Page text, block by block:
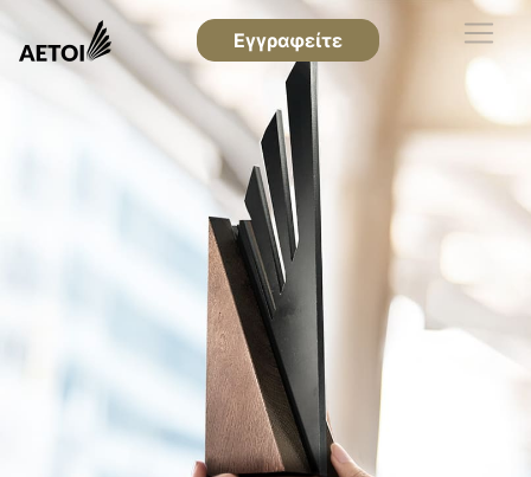
Εγγραφείτε